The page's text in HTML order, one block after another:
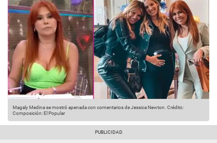
Magaly Medina se mostró apenada con comentarios de Jessica Newton. Crédito:
Composición: El Popular